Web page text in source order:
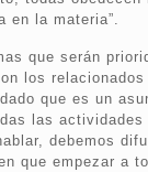
en la materia”.
que serán
los
que es un
las actividades
debemos
que empezar a